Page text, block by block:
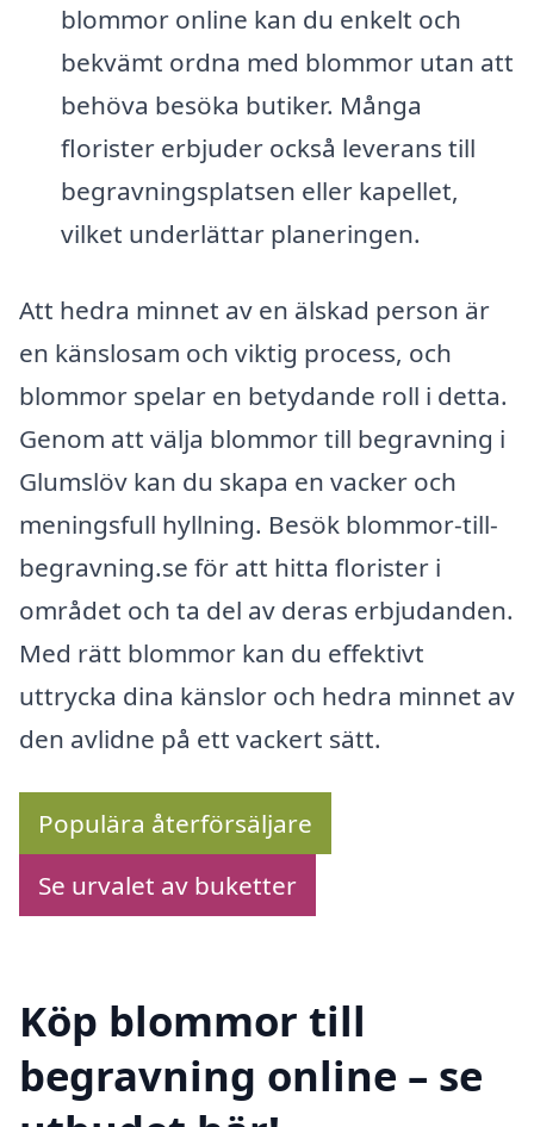
blommor online kan du enkelt och
bekvämt ordna med blommor utan att
behöva besöka butiker. Många
florister erbjuder också leverans till
begravningsplatsen eller kapellet,
vilket underlättar planeringen.
Att hedra minnet av en älskad person är
en känslosam och viktig process, och
blommor spelar en betydande roll i detta.
Genom att välja blommor till begravning i
Glumslöv kan du skapa en vacker och
meningsfull hyllning. Besök blommor-till-
begravning.se för att hitta florister i
området och ta del av deras erbjudanden.
Med rätt blommor kan du effektivt
uttrycka dina känslor och hedra minnet av
den avlidne på ett vackert sätt.
Populära återförsäljare
Se urvalet av buketter
Köp blommor till
begravning online – se